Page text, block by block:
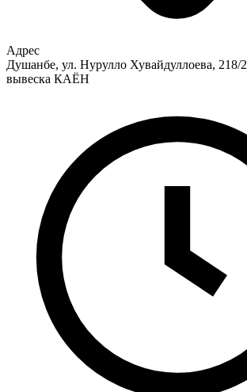
Адрес
Душанбе, ул. Нурулло Хувайдуллоева, 218/2
вывеска КАЁН